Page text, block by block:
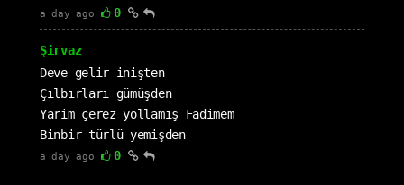
a day ago 0
Şirvaz
Deve gelir inişten
Çılbırları gümüşden
Yarim çerez yollamış Fadimem
Binbir türlü yemişden
a day ago 0